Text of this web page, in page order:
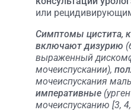
или
Симптомы цистита,
включают дизурию
выраженный
мочеиспускании),
мочеиспускания
императивные
мочеиспусканию [3,